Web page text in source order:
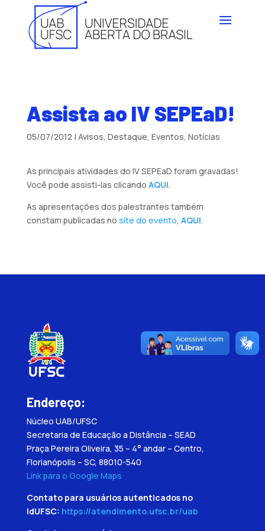
Assista ao IV SEPEaD!
05/07/2012 | Avisos, Destaque, Eventos, Notícias
As principais atividades do IV SEPEaD foram gravadas!
Você pode assisti-las clicando AQUI.
As apresentações dos palestrantes também
constam publicadas no site do evento, AQUI.
Endereço:
Núcleo UAB/UFSC
Secretaria de Educação a Distância – SEAD
Praça Pereira Oliveira, 35 – 4° andar – Centro,
Florianópolis – SC, 88010-540
Link para o Google Maps
Contato para usuários autenticados no
IdUFSC: https://atendimento.ufsc.br/uab